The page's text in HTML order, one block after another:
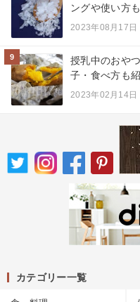
ングや使い方
2023年08月17日
9
授乳中のおや
子・食べ方も紹
2023年02月14日
カテゴリー一覧